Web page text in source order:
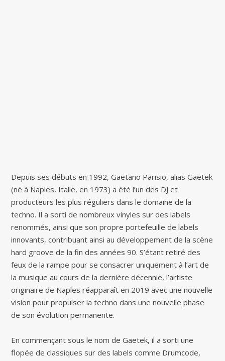
Depuis ses débuts en 1992, Gaetano Parisio, alias Gaetek
(né à Naples, Italie, en 1973) a été l’un des DJ et
producteurs les plus réguliers dans le domaine de la
techno. Il a sorti de nombreux vinyles sur des labels
renommés, ainsi que son propre portefeuille de labels
innovants, contribuant ainsi au développement de la scène
hard groove de la fin des années 90. S’étant retiré des
feux de la rampe pour se consacrer uniquement à l’art de
la musique au cours de la dernière décennie, l’artiste
originaire de Naples réapparaît en 2019 avec une nouvelle
vision pour propulser la techno dans une nouvelle phase
de son évolution permanente.
En commençant sous le nom de Gaetek, il a sorti une
flopée de classiques sur des labels comme Drumcode,